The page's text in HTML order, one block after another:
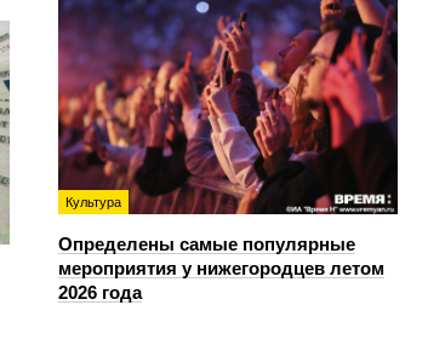
Культура
Определены самые популярные
мероприятия у нижегородцев летом
2026 года